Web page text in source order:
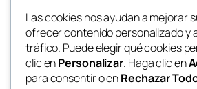
Twenty Twenty-Five
Las cookies nos ayudan a mejorar
ofrecer contenido personalizado y
tráfico. Puede elegir qué cookies
clic enPersonalizar. Haga clic en
para consentir o enRechazar